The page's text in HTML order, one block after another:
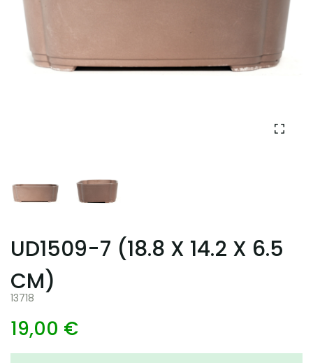
UD1509-7 (18.8 X 14.2 X 6.5
CM)
13718
19,00 €